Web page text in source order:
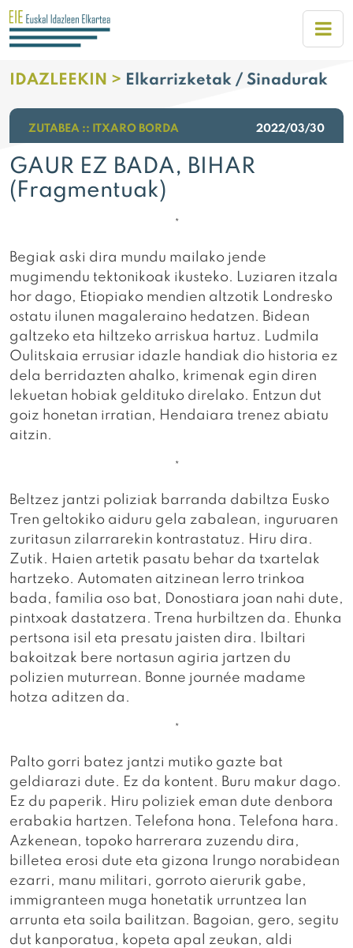
IDAZLEEKIN > Elkarrizketak / Sinadurak
ZUTABEA :: ITXARO BORDA 2022/03/30
GAUR EZ BADA, BIHAR
(Fragmentuak)
*
Begiak aski dira mundu mailako jende
mugimendu tektonikoak ikusteko. Luziaren itzala
hor dago, Etiopiako mendien altzotik Londresko
ostatu ilunen magaleraino hedatzen. Bidean
galtzeko eta hiltzeko arriskua hartuz. Ludmila
Oulitskaia errusiar idazle handiak dio historia ez
dela berridazten ahalko, krimenak egin diren
lekuetan hobiak geldituko direlako. Entzun dut
goiz honetan irratian, Hendaiara trenez abiatu
aitzin.
*
Beltzez jantzi poliziak barranda dabiltza Eusko
Tren geltokiko aiduru gela zabalean, inguruaren
zuritasun zilarrarekin kontrastatuz. Hiru dira.
Zutik. Haien artetik pasatu behar da txartelak
hartzeko. Automaten aitzinean lerro trinkoa
bada, familia oso bat, Donostiara joan nahi dute,
pintxoak dastatzera. Trena hurbiltzen da. Ehunka
pertsona isil eta presatu jaisten dira. Ibiltari
bakoitzak bere nortasun agiria jartzen du
polizien muturrean. Bonne journée madame
hotza aditzen da.
*
Palto gorri batez jantzi mutiko gazte bat
geldiarazi dute. Ez da kontent. Buru makur dago.
Ez du paperik. Hiru poliziek eman dute denbora
erabakia hartzen. Telefona hona. Telefona hara.
Azkenean, topoko harrerara zuzendu dira,
billetea erosi dute eta gizona Irungo norabidean
ezarri, manu militari, gorroto aierurik gabe,
immigranteen muga honetatik urruntzea lan
arrunta eta soila bailitzan. Bagoian, gero, segitu
dut kanporatua, kopeta apal zeukan, aldi